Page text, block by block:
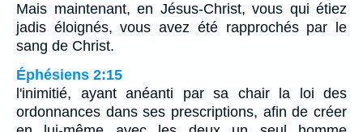
Mais maintenant, en Jésus-Christ, vous qui étiez
jadis éloignés, vous avez été rapprochés par le
sang de Christ.
Éphésiens 2:15
l'inimitié, ayant anéanti par sa chair la loi des
ordonnances dans ses prescriptions, afin de créer